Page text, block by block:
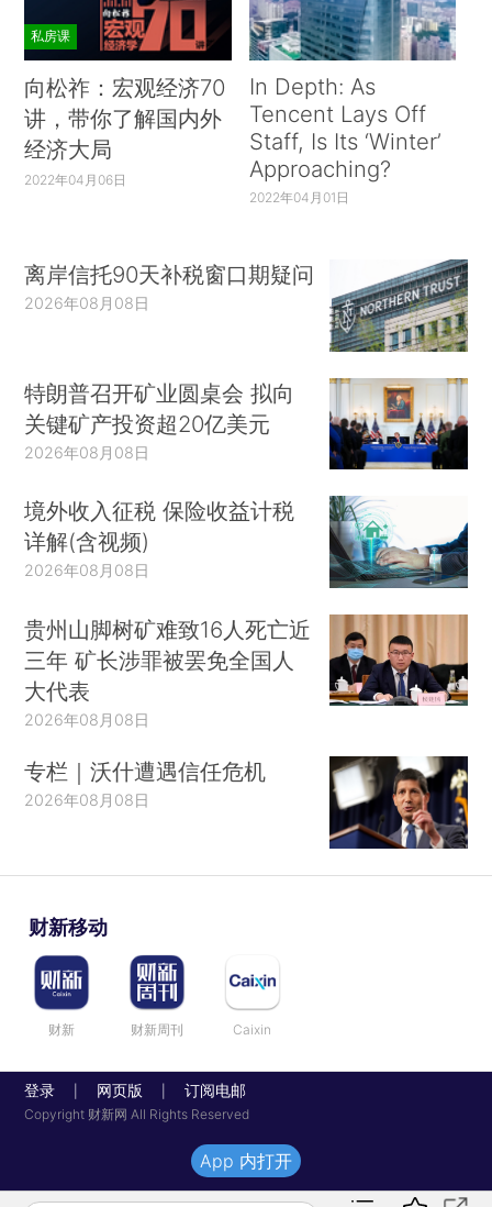
私房课
向松祚：宏观经济70
讲，带你了解国内外
经济大局
2022年04月06日
In Depth: As
Tencent Lays Off
Staff, Is Its ‘Winter’
Approaching?
2022年04月01日
离岸信托90天补税窗口期疑问
2026年08月08日
特朗普召开矿业圆桌会 拟向
关键矿产投资超20亿美元
2026年08月08日
境外收入征税 保险收益计税
详解(含视频)
2026年08月08日
贵州山脚树矿难致16人死亡近
三年 矿长涉罪被罢免全国人
大代表
2026年08月08日
专栏｜沃什遭遇信任危机
2026年08月08日
财新移动
财新 财新周刊 Caixin
登录 网页版 订阅电邮
Copyright 财新网 All Rights Reserved
App 内打开